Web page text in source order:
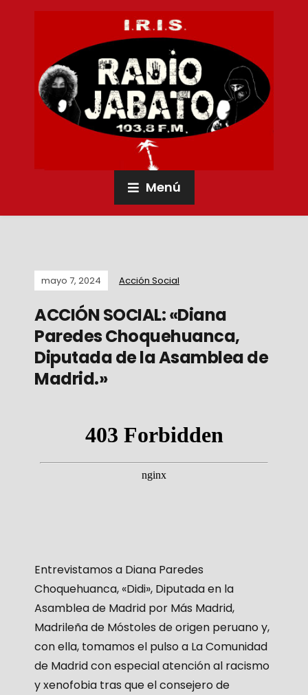
Menú
mayo 7, 2024 Acción Social
ACCIÓN SOCIAL: «Diana
Paredes Choquehuanca,
Diputada de la Asamblea de
Madrid.»
Entrevistamos a Diana Paredes
Choquehuanca, «Didi», Diputada en la
Asamblea de Madrid por Más Madrid,
Madrileña de Móstoles de origen peruano y,
con ella, tomamos el pulso a La Comunidad
de Madrid con especial atención al racismo
y xenofobia tras que el consejero de